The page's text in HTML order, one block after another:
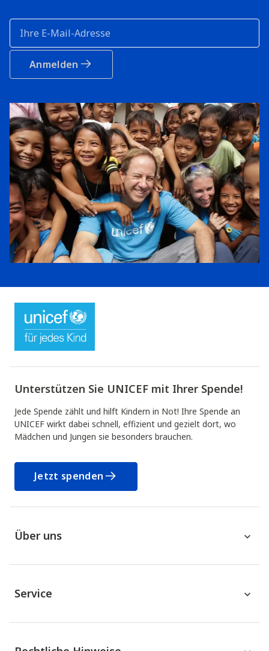
Anmelden
Unterstützen Sie UNICEF mit Ihrer Spende!
Jede Spende zählt und hilft Kindern in Not! Ihre Spende an
UNICEF wirkt dabei schnell, effizient und gezielt dort, wo
Mädchen und Jungen sie besonders brauchen.
Jetzt spenden
Über uns
Service